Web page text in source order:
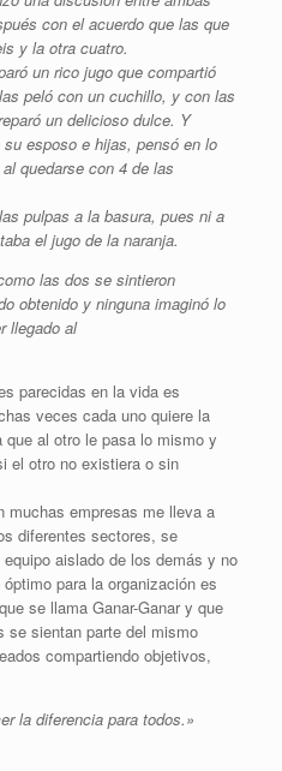
con el acuerdo que las que
y la otra cuatro.
un rico jugo que compartió
peló con un cuchillo, y con las
un delicioso dulce. Y
esposo e hijas, pensó en lo
quedarse con 4 de las
pulpas a la basura, pues ni a
el jugo de la naranja.
las dos se sintieron
obtenido y ninguna imaginó lo
llegado al
parecidas en la vida es
veces cada uno quiere la
al otro le pasa lo mismo y
el otro no existiera o sin
muchas empresas me lleva a
diferentes sectores, se
aislado de los demás y no
para la organización es
se llama Ganar-Ganar y que
se sientan parte del mismo
compartiendo objetivos,
la diferencia para todos.»